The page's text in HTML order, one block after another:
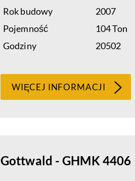
Rok budowy
2007
Pojemność
104 Ton
Godziny
20502
WIĘCEJ INFORMACJI
Gottwald - GHMK 4406